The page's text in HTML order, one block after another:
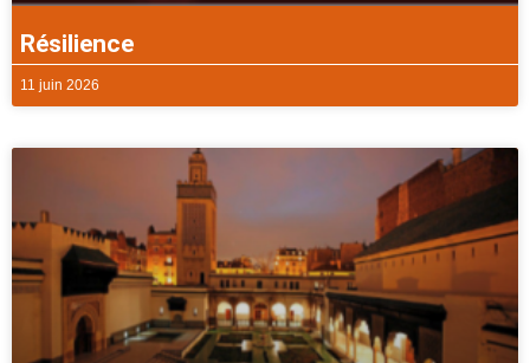
Résilience
11 juin 2026